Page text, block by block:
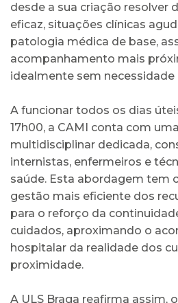
desde a sua criação resolver
eficaz, situações clínicas
patologia médica de base,
acompanhamento mais
idealmente sem necessidade
A funcionar todos os dias
17h00, a CAMI conta com
multidisciplinar dedicada,
internistas, enfermeiros e
saúde. Esta abordagem tem
gestão mais eficiente dos
para o reforço da
cuidados, aproximando o
hospitalar da realidade dos
proximidade.
A ULS Braga reafirma assim,